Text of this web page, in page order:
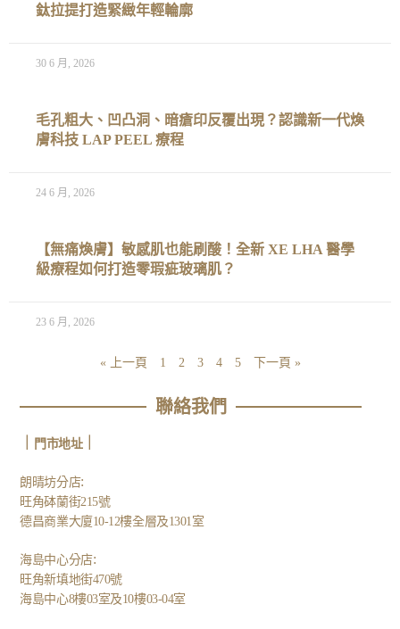
鈦拉提打造緊緻年輕輪廓
30 6 月, 2026
毛孔粗大、凹凸洞、暗瘡印反覆出現？認識新一代煥
膚科技 LAP PEEL 療程
24 6 月, 2026
【無痛煥膚】敏感肌也能刷酸！全新 XE LHA 醫學
級療程如何打造零瑕疵玻璃肌？
23 6 月, 2026
« 上一頁 1 2 3 4 5 下一頁 »
聯絡我們
門市地址｜
朗晴坊分店:
旺角砵蘭街215號
德昌商業大廈10-12樓全層及1301室
海島中心分店:
旺角新填地街470號
海島中心8樓03室及10樓03-04室